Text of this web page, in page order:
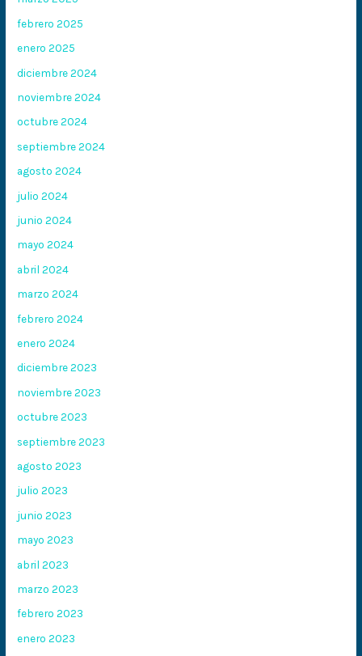
febrero 2025
enero 2025
diciembre 2024
noviembre 2024
octubre 2024
septiembre 2024
agosto 2024
julio 2024
junio 2024
mayo 2024
abril 2024
marzo 2024
febrero 2024
enero 2024
diciembre 2023
noviembre 2023
octubre 2023
septiembre 2023
agosto 2023
julio 2023
junio 2023
mayo 2023
abril 2023
marzo 2023
febrero 2023
enero 2023